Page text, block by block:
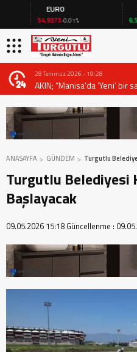
EURO
54,9373-0,01% 6.501,32
28 Temmuz 2026 - 19:28
AKIN; “Manisa’da ‘Yeni’ bir
ANASAYFA GÜNDEM Turgutlu
Turgutlu Belediyesi
Başlayacak
09.05.2026 15:18 Güncellenme :